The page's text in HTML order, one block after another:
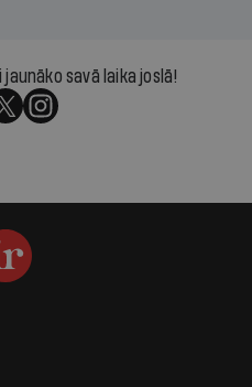
savā laika joslā!